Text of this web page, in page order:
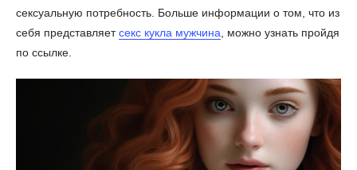
сексуальную потребность. Больше информации о том, что из
себя представляетсекс кукла мужчина , можно узнать пройдя
по ссылке.